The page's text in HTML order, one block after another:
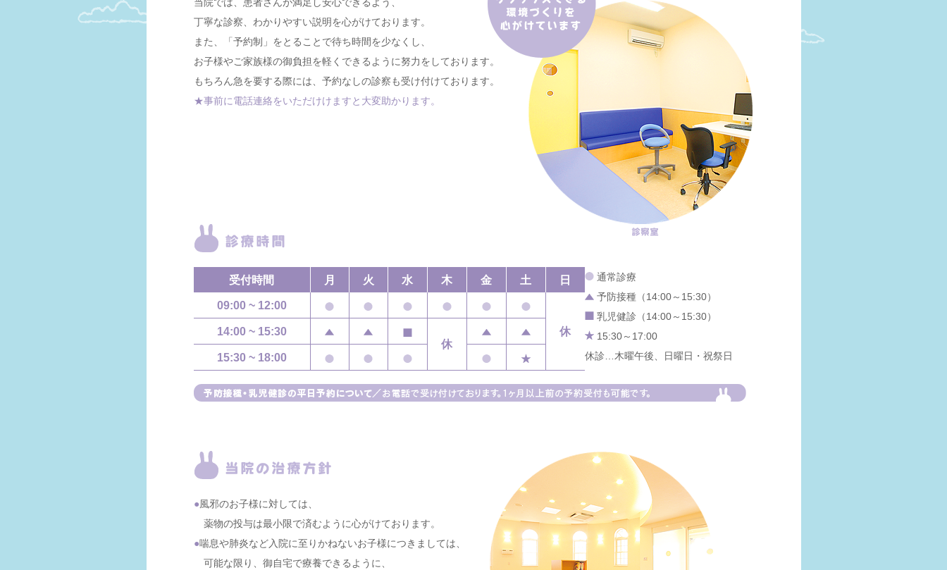
丁寧な診察、わかりやすい説明を心がけております。
また、「予約制」をとることで待ち時間を少なくし、
お子様やご家族様の御負担を軽くできるように努力をしております。
もちろん急を要する際には、予約なしの診察も受け付けております。
★事前に電話連絡をいただけけますと大変助かります。
受付時間 月 火 水 木 金 土 日
09:00 ~ 12:00
休
14:00 ~ 15:30
休
15:30 ~ 18:00
通常診療
予防接種（14:00～15:30）
乳児健診（14:00～15:30）
15:30～17:00
休診…木曜午後、日曜日・祝祭日
● 風邪のお子様に対しては、
薬物の投与は最小限で済むように心がけております。
●喘息や肺炎など入院に至りかねないお子様につきましては、
可能な限り、御自宅で療養できるように、